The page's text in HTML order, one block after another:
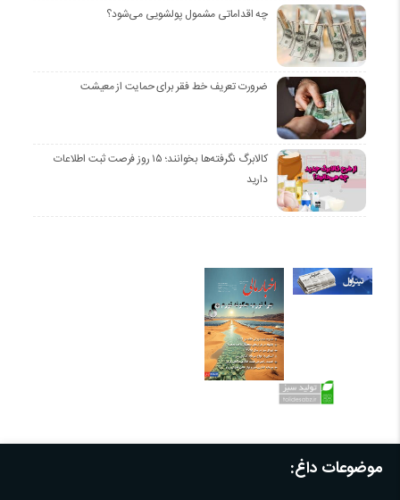
چه اقداماتی مشمول پولشویی می‌شود؟
ضرورت تعریف خط فقر برای حمایت از معیشت
کالابرگ نگرفته‌ها بخوانند؛ ۱۵ روز فرصت ثبت اطلاعات
دارید
موضوعات داغ: